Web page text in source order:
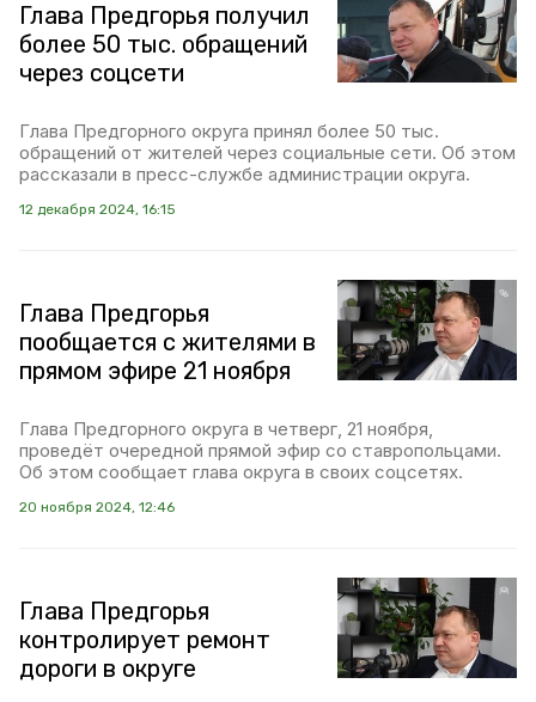
Глава Предгорья получил
более 50 тыс. обращений
через соцсети
Глава Предгорного округа принял более 50 тыс.
обращений от жителей через социальные сети. Об этом
рассказали в пресс-службе администрации округа.
12 декабря 2024, 16:15
Глава Предгорья
пообщается с жителями в
прямом эфире 21 ноября
Глава Предгорного округа в четверг, 21 ноября,
проведёт очередной прямой эфир со ставропольцами.
Об этом сообщает глава округа в своих соцсетях.
20 ноября 2024, 12:46
Глава Предгорья
контролирует ремонт
дороги в округе